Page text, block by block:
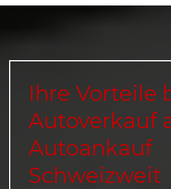
Ihre Vorteile
Autoverkauf
Autoankauf
Schweizweit